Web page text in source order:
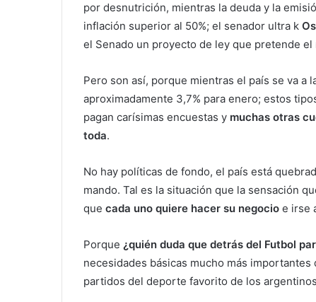
por desnutrición, mientras la deuda y la
inflación superior al 50%; el senador ultra k
el Senado un proyecto de ley que pretende
Pero son así, porque mientras el país se va a
aproximadamente 3,7% para enero; estos
pagan carísimas encuestas y muchas otras
toda.
No hay políticas de fondo, el país está
mando. Tal es la situación que la sensación
que cada uno quiere hacer su negocio e irse
Porque ¿quién duda que detrás del Futbol
necesidades básicas mucho más
partidos del deporte favorito de los